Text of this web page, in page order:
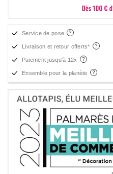
Service de pose
Livraison et retour offerts*
Paiement jusqu'à 12x
Ensemble pour la planète